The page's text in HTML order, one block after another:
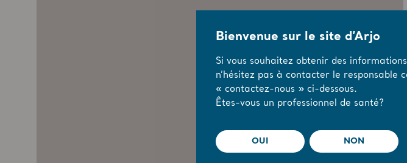
Bienvenue sur le site d’Arjo
Si vous souhaitez obtenir des
n’hésitez pas à contacter le responsable
« contactez-nous » ci-dessous.
Êtes-vous un professionnel de santé?
OUI NON